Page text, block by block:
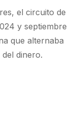
el circuito de
y septiembre
que alternaba
dinero.